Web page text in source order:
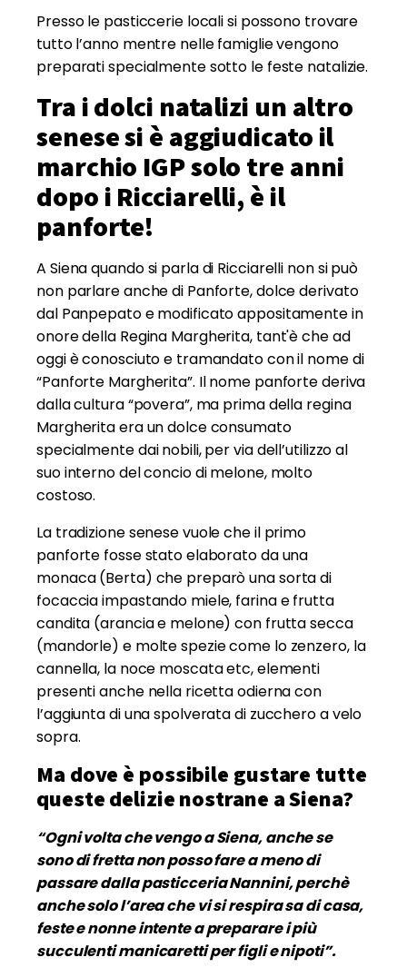
Presso le pasticcerie locali si possono trovare
tutto l’anno mentre nelle famiglie vengono
preparati specialmente sotto le feste natalizie.
Tra i dolci natalizi un altro
senese si è aggiudicato il
marchio IGP solo tre anni
dopo i Ricciarelli, è il
panforte!
A Siena quando si parla di Ricciarelli non si può
non parlare anche di Panforte, dolce derivato
dal Panpepato e modificato appositamente in
onore della Regina Margherita, tant'è che ad
oggi è conosciuto e tramandato con il nome di
“Panforte Margherita”. Il nome panforte deriva
dalla cultura “povera”, ma prima della regina
Margherita era un dolce consumato
specialmente dai nobili, per via dell’utilizzo al
suo interno del concio di melone, molto
costoso.
La tradizione senese vuole che il primo
panforte fosse stato elaborato da una
monaca (Berta) che preparò una sorta di
focaccia impastando miele, farina e frutta
candita (arancia e melone) con frutta secca
(mandorle) e molte spezie come lo zenzero, la
cannella, la noce moscata etc, elementi
presenti anche nella ricetta odierna con
l’aggiunta di una spolverata di zucchero a velo
sopra.
Ma dove è possibile gustare tutte
queste delizie nostrane a Siena?
“Ogni volta che vengo a Siena, anche se
sono di fretta non posso fare a meno di
passare dalla pasticceria Nannini, perchè
anche solo l’area che vi si respira sa di casa,
feste e nonne intente a preparare i più
succulenti manicaretti per figli e nipoti”.